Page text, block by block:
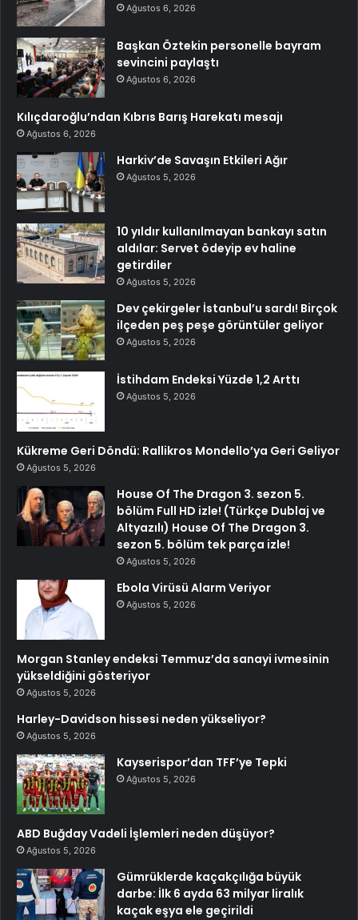
Ağustos 6, 2026
Başkan Öztekin personelle bayram
sevincini paylaştı
Ağustos 6, 2026
Kılıçdaroğlu’ndan Kıbrıs Barış Harekatı mesajı
Ağustos 6, 2026
Harkiv’de Savaşın Etkileri Ağır
Ağustos 5, 2026
10 yıldır kullanılmayan bankayı satın
aldılar: Servet ödeyip ev haline
getirdiler
Ağustos 5, 2026
Dev çekirgeler İstanbul’u sardı! Birçok
ilçeden peş peşe görüntüler geliyor
Ağustos 5, 2026
İstihdam Endeksi Yüzde 1,2 Arttı
Ağustos 5, 2026
Kükreme Geri Döndü: Rallikros Mondello’ya Geri Geliyor
Ağustos 5, 2026
House Of The Dragon 3. sezon 5.
bölüm Full HD izle! (Türkçe Dublaj ve
Altyazılı) House Of The Dragon 3.
sezon 5. bölüm tek parça izle!
Ağustos 5, 2026
Ebola Virüsü Alarm Veriyor
Ağustos 5, 2026
Morgan Stanley endeksi Temmuz’da sanayi ivmesinin
yükseldiğini gösteriyor
Ağustos 5, 2026
Harley-Davidson hissesi neden yükseliyor?
Ağustos 5, 2026
Kayserispor’dan TFF’ye Tepki
Ağustos 5, 2026
ABD Buğday Vadeli İşlemleri neden düşüyor?
Ağustos 5, 2026
Gümrüklerde kaçakçılığa büyük
darbe: İlk 6 ayda 63 milyar liralık
kaçak eşya ele geçirildi